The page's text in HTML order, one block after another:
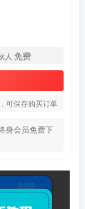
人 免费
可保存购买订单
身会员免费下